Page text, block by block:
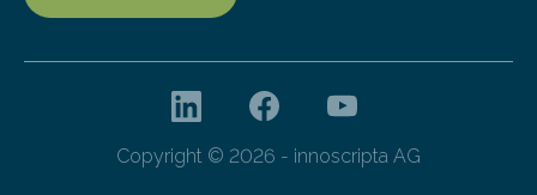
Copyright © 2026 - innoscripta AG